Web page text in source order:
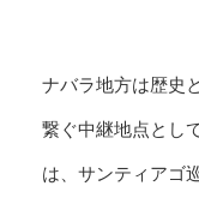
ナバラ地方は歴史
繋ぐ中継地点とし
は、サンティアゴ